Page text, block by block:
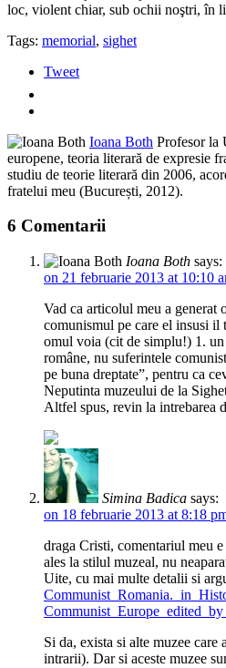
loc, violent chiar, sub ochii noştri, în
Tags: memorial, sighet
Tweet
Ioana Both Profesor la
europene, teoria literară de expresie
studiu de teorie literară din 2006,
fratelui meu (București, 2012).
6 Comentarii
Ioana Both says:
on 21 februarie 2013 at 10:10
Vad ca articolul meu a generat
comunismul pe care el insusi il
omul voia (cit de simplu!) 1. un
române, nu suferintele
pe buna dreptate”, pentru ca
Neputinta muzeului de la
Altfel spus, revin la intrebarea
Simina Badica says:
on 18 februarie 2013 at 8:18
draga Cristi, comentariul meu
ales la stilul muzeal, nu
Uite, cu mai multe detalii si
Si da, exista si alte muzee
intrarii). Dar si aceste muzee